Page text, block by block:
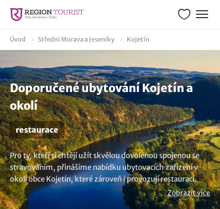
Úvod Střední Morava a Jeseníky Kojetín
Doporučené ubytování Kojetín a
okolí
restaurace
Pro ty, kteří si chtějí užít skvělou dovolenou spojenou se
stravováním, přinášíme nabídku ubytovacích zařízení v
okolí obce Kojetín, které zároveň i provozují restauraci.
Vybraná ubytování s možností stravování se snídaní,
polopenzí nebo plnou penzí vám umožní vychutnat si
Zobrazit více